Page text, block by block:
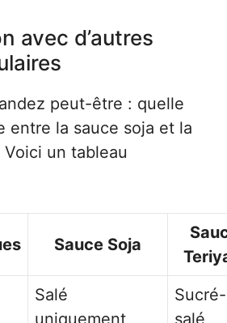
avec d’autres
peut-être : quelle
entre la sauce soja et la
un tableau
Sauce Soja
Salé
uniquement
Sucré-
salé